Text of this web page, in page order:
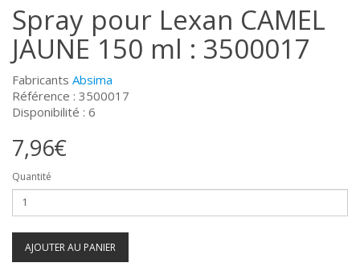
Spray pour Lexan CAMEL
JAUNE 150 ml : 3500017
Fabricants Absima
Référence : 3500017
Disponibilité : 6
7,96€
Quantité
AJOUTER AU PANIER